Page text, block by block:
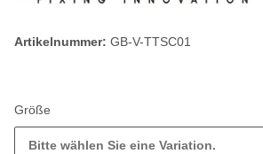
Artikelnummer: GB-V-TTSC01
Größe
Bitte wählen Sie eine Variation.